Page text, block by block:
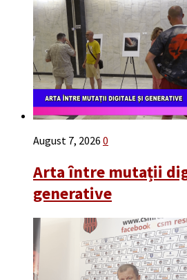
August 7, 2026 0
Arta între mutații
generative